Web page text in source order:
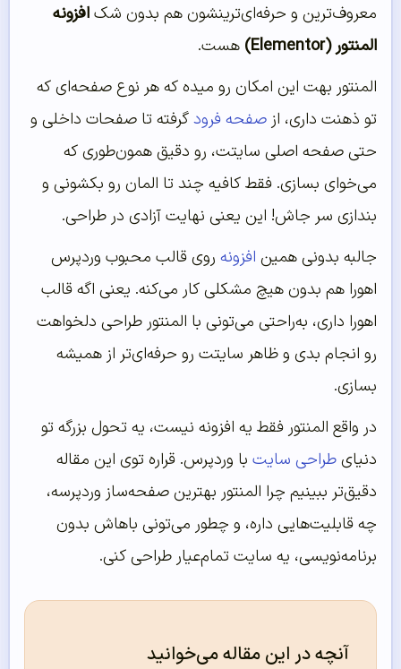
معروف‌ترین و حرفه‌ای‌ترینشون هم بدون شکافزونه
المنتور (Elementor)
هست.
المنتور بهت این امکان رو میده که هر نوع صفحه‌ای که
تو ذهنت داری، از صفحه فرودگرفته تا صفحات داخلی و
حتی صفحه اصلی سایتت، رو دقیق همون‌طوری که
می‌خوای بسازی. فقط کافیه چند تا المان رو بکشونی و
بندازی سر جاش! این یعنی نهایت آزادی در طراحی.
جالبه بدونی همین افزونه روی قالب محبوب وردپرس
اهورا هم بدون هیچ مشکلی کار می‌کنه. یعنی اگه قالب
اهورا داری، به‌راحتی می‌تونی با المنتور طراحی دلخواهت
رو انجام بدی و ظاهر سایتت رو حرفه‌ای‌تر از همیشه
بسازی.
در واقع المنتور فقط یه افزونه نیست، یه تحول بزرگه تو
دنیایطراحی سایت با وردپرس. قراره توی این مقاله
دقیق‌تر ببینیم چرا المنتور بهترین صفحه‌ساز وردپرسه،
چه قابلیت‌هایی داره، و چطور می‌تونی باهاش بدون
برنامه‌نویسی، یه سایت تمام‌عیار طراحی کنی.
آنچه در این مقاله می‌خوانید